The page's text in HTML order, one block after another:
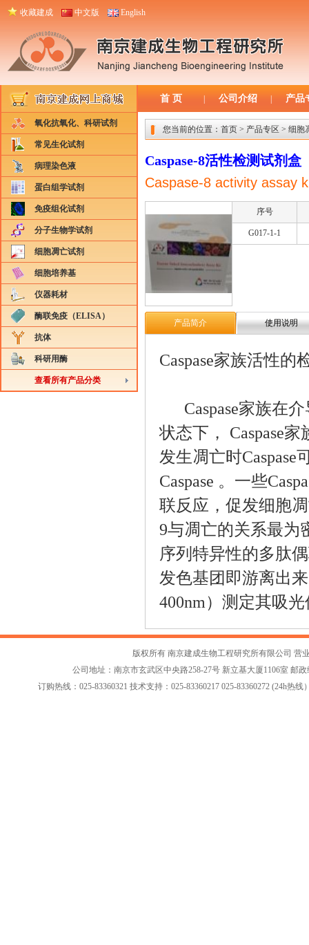
收藏建成 中文版 English
首 页 公司介绍 产品
氧化抗氧化、科研试剂
常见生化试剂
病理染色液
蛋白组学试剂
免疫组化试剂
分子生物学试剂
细胞凋亡试剂
细胞培养基
仪器耗材
酶联免疫（ELISA）
抗体
科研用酶
查看所有产品分类
您当前的位置： 首页 > 产品专区 > 细胞
Caspase-8活性检测试剂盒
Caspase-8 activity assay
序号
G017-1-1
产品简介 使用说明
Caspase家族活性的
Caspase家族在介
状态下， Caspase
发生凋亡时
Caspase 。一些
联反应，促发细胞凋
9与凋亡的关系最为
序列特异性的多肽
发色基团即游离出
400nm）测定其吸
版权所有 南京建成生物工程研究所有限公司 营
公司地址：南京市玄武区中央路258-27号 新立基大厦1106室 邮政
订购热线：025-83360321 技术支持：025-83360217 025-83360272 (24h热